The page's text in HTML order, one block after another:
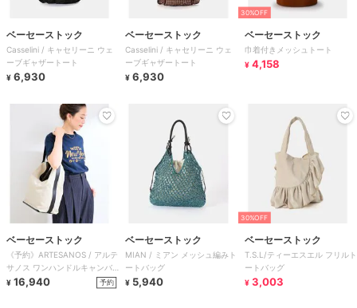
ベーセーストック
Casselini / キャセリーニ ウェ
ーブギャザートート
¥ 6,930
ベーセーストック
Casselini / キャセリーニ ウェ
ーブギャザートート
¥ 6,930
30%OFF
ベーセーストック
巾着付きメッシュトート
¥ 4,158
ベーセーストック
《予約》ARTESANOS / アルテ
サノス ワンハンドルキャンバ
ストート
¥ 16,940 予約
ベーセーストック
MIAN / ミアン メッシュ編みト
ートバッグ
¥ 5,940
30%OFF
ベーセーストック
T.S.L/ティーエスエル フリルト
ートバッグ
¥ 3,003